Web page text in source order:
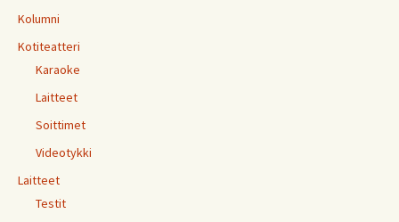
Kolumni
Kotiteatteri
Karaoke
Laitteet
Soittimet
Videotykki
Laitteet
Testit